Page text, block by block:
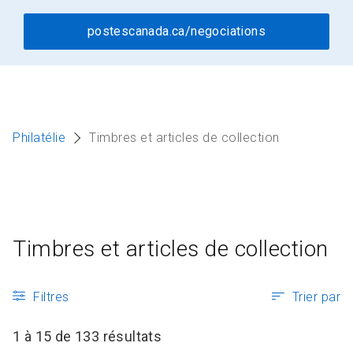
postescanada.ca/negociations
Philatélie Timbres et articles de collection
Timbres et articles de collection
Filtres Trier par
1 à 15 de 133 résultats